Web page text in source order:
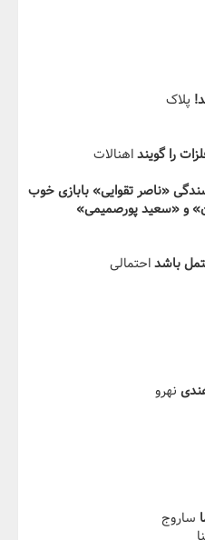
پلاک
اهنالات
به کارگردانی‬ ‫و نویسندگی «ناصر تقوایی» بابازی خوب
و «سعید پورصمیمی»
احتمالی
نهرو
ساروج